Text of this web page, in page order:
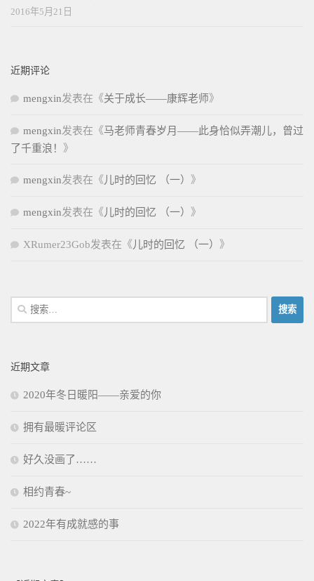
2016年5月21日
近期评论
mengxin发表在《关于成长——康辉老师》
mengxin发表在《马老师青春岁月——此身恰似弄潮儿，曾过
了千重浪！ 》
mengxin发表在《 儿时的回忆 （一） 》
mengxin发表在《 儿时的回忆 （一） 》
XRumer23Gob发表在《 儿时的回忆 （一） 》
搜
索：
近期文章
2020年冬日暖阳——亲爱的你
拥有最暖评论区
好久没画了……
相约青春~
2022年有成就感的事